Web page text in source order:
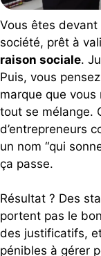
Vous êtes
société, prêt à
raison sociale.
Puis, vous
marque que
tout se mélange.
d’entrepreneurs
un nom “qui
ça passe.
Résultat ? Des
portent pas le
des justificatifs,
pénibles à gérer